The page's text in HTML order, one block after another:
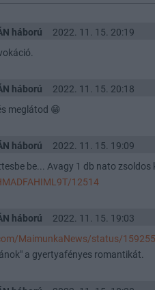
háború 2022. 11. 15. 20:19
háború 2022. 11. 15. 20:18
meglátod 😁
háború 2022. 11. 15. 19:09
be... Avagy 1 db nato zsoldos
12514
háború 2022. 11. 15. 19:03
MaimunkaNews/status/
a gyertyafényes romantikát.